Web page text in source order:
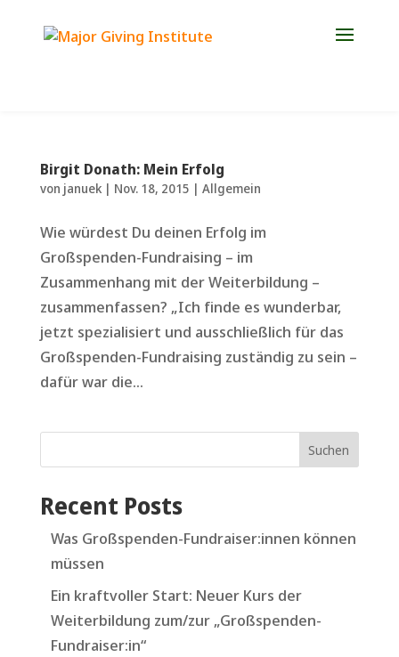
Birgit Donath: Mein Erfolg
von januek| Nov. 18, 2015 | Allgemein
Wie würdest Du deinen Erfolg im
Großspenden-Fundraising – im
Zusammenhang mit der Weiterbildung –
zusammenfassen? „Ich finde es wunderbar,
jetzt spezialisiert und ausschließlich für das
Großspenden-Fundraising zuständig zu sein –
dafür war die...
Suchen
Recent Posts
Was Großspenden-Fundraiser:innen können
müssen
Ein kraftvoller Start: Neuer Kurs der
Weiterbildung zum/zur „Großspenden-
Fundraiser:in“